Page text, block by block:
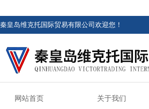
秦皇岛维克托国际贸易有限公司欢迎您！
网站首页 关于我们